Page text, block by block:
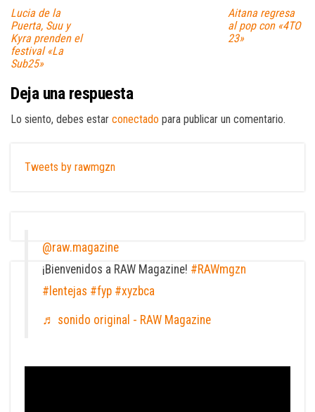
Lucia de la
Puerta, Suu y
Kyra prenden el
festival «La
Sub25»
Aitana regresa
al pop con «4TO
23»
Deja una respuesta
Lo siento, debes estar conectado para publicar un comentario.
Tweets by rawmgzn
@raw.magazine
¡Bienvenidos a RAW Magazine! #RAWmgzn
#lentejas #fyp #xyzbca
♬ sonido original - RAW Magazine